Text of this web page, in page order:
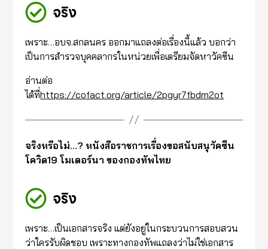
จริง
เพราะ…อบจ.สกลนคร ออกมาแถลงต่อเรื่องนี้แล้ว บอกว่า
เป็นการสำรวจบุคคลากรในหน่วยเพื่อเตรียมจัดหาวัคซีน
อ่านต่อ
ได้ที่https://cofact.org/article/2pgyr7fbdm2ot
จริงหรือไม่…? หนังสือราชการเรื่องขอสนับสนุวัคซีน
โควิด19 โมเดอร์นา ของกองทัพไทย
จริง
เพราะ…เป็นเอกสารจริง แต่ยังอยู่ในกระบวนการสอบสวน
ว่าใครรับผิดชอบ เพราะทางกองทัพแถลงว่าไม่ใช่เอกสาร